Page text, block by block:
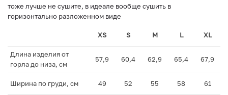
тоже лучше не сушите, в идеале вообще сушить в
горизонтально разложенном виде
XS S M L XL
Длина изделия от
горла до низа, см
57,9 60,4 62,9 65,4 67,9
Ширина по груди, см 49 52 55 58 61